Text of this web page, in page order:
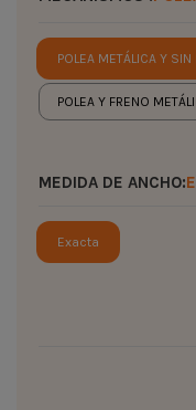
POLEA METÁLICA Y SIN
POLEA Y FRENO
MEDIDA DE ANCHO:
Exacta